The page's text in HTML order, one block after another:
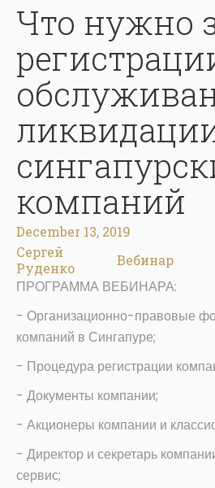
Что нужно
компаний
December 13, 2019
Сергей
Руденко
Вебинар
ПРОГРАММА ВЕБИНАРА:
- Организационно-правовые
компаний в Сингапуре;
- Процедура регистрации
- Документы компании;
- Акционеры компании и
- Директор и секретарь
сервис;